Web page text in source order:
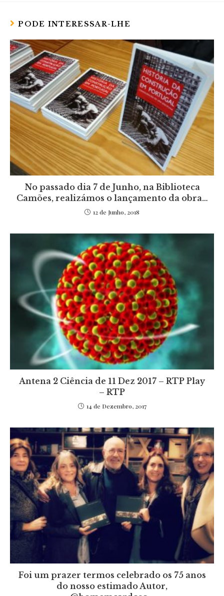
PODE INTERESSAR-LHE
No passado dia 7 de Junho, na Biblioteca
Camões, realizámos o lançamento da obra…
12 de Junho, 2018
Antena 2 Ciência de 11 Dez 2017 – RTP Play
– RTP
14 de Dezembro, 2017
Foi um prazer termos celebrado os 75 anos
do nosso estimado Autor,